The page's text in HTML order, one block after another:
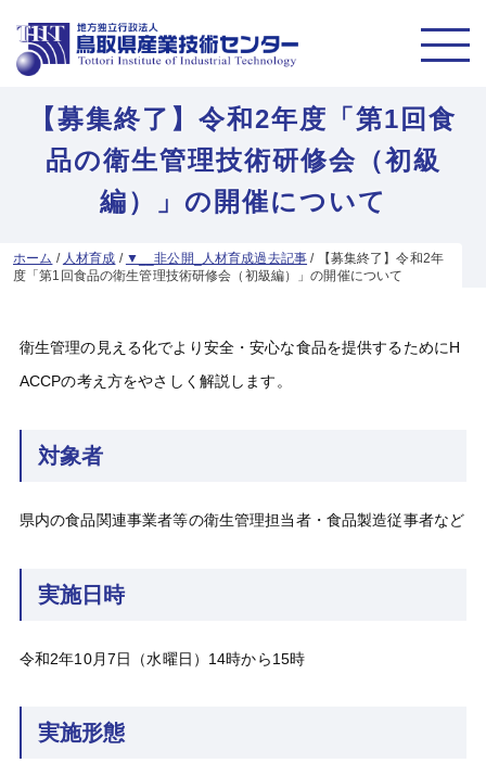
【募集終了】令和2年度「第1回食
品の衛生管理技術研修会（初級
編）」の開催について
ホーム / 人材育成 / ▼__非公開_人材育成過去記事 /
【募集終了】令和2年
度「第1回食品の衛生管理技術研修会（初級編）」の開催について
衛生管理の見える化でより安全・安心な食品を提供するためにH
ACCPの考え方をやさしく解説します。
対象者
県内の食品関連事業者等の衛生管理担当者・食品製造従事者など
実施日時
令和2年10月7日（水曜日）14時から15時
実施形態